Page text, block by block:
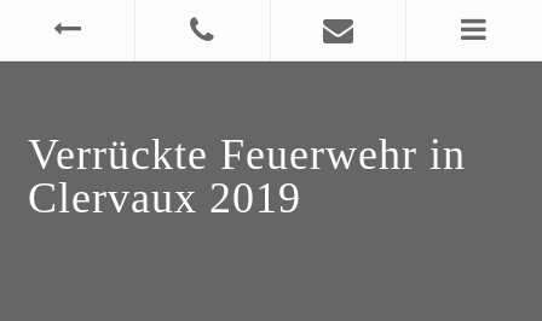
Verrückte Feuerwehr in
Clervaux 2019